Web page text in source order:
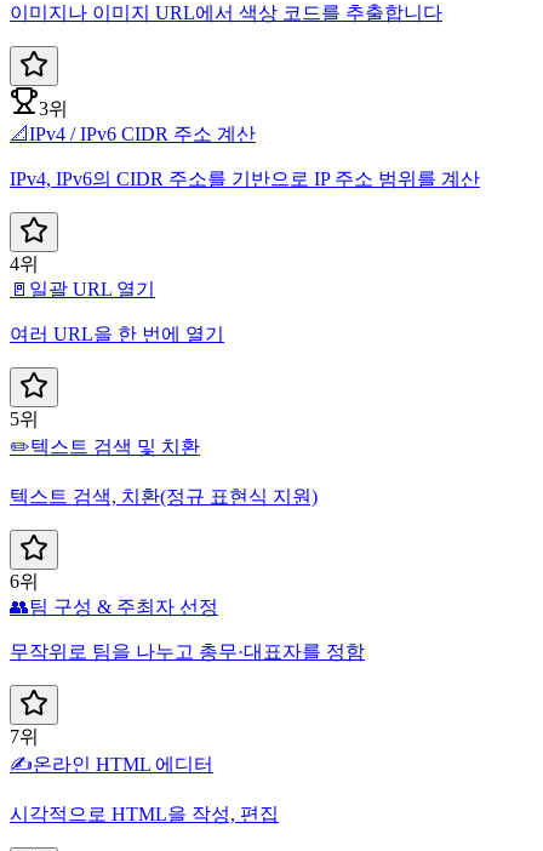
이미지나 이미지 URL에서 색상 코드를 추출합니다
3위
📐IPv4 / IPv6 CIDR 주소 계산
IPv4, IPv6의 CIDR 주소를 기반으로 IP 주소 범위를 계산
4위
🚪 일괄 URL 열기
여러 URL을 한 번에 열기
5위
✏️텍스트 검색 및 치환
텍스트 검색, 치환(정규 표현식 지원)
6위
👥팀 구성 & 주최자 선정
무작위로 팀을 나누고 총무·대표자를 정함
7위
✍️온라인 HTML 에디터
시각적으로 HTML을 작성, 편집